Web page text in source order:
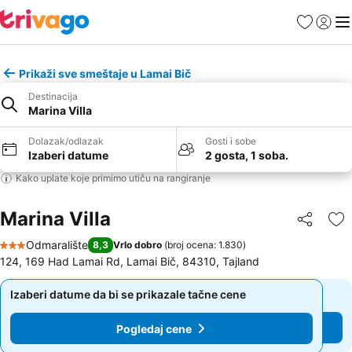
FavoritiPrijavi
Prikaži sve smeštaje u Lamai Bič
Destinacija
Marina Villa
Dolazak/odlazak
Izaberi datume
Gosti i sobe
2 gosta, 1 soba.
Kako uplate koje primimo utiču na rangiranje
Marina Villa Deli
3 Zvezdice
Odmaralište 8,3 Vrlo dobro (broj ocena: 1.830)
124, 169 Had Lamai Rd, Lamai Bič, 84310, Tajland
Izaberi datume da bi se prikazale tačne cene
Pogledaj cene
Izaberi datume da bi se prikazale tačne cene
Pogledaj cene